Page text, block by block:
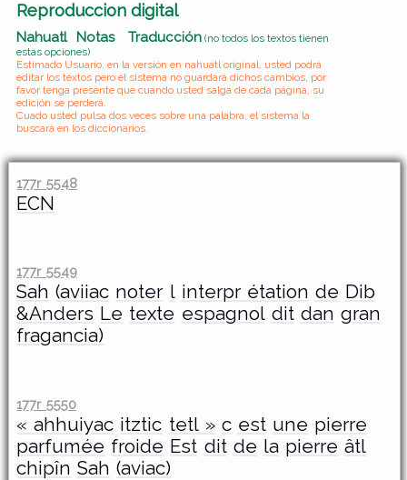
Reproduccion digital
Nahuatl Notas Traducción(no todos los textos tienen
estas opciones)
Estimado Usuario, en la versión en nahuatl original, usted podrá
editar los textos pero el sistema no guardará dichos cambios, por
favor tenga presente que cuando usted salga de cada página, su
edición se perderá.
Cuado usted pulsa dos veces sobre una palabra, el sistema la
buscará en los diccionarios.
177r 5548
ECN
177r 5549
Sah (aviiac noter l interpr étation de Dib
&Anders Le texte espagnol dit dan gran
fragancia)
177r 5550
« ahhuiyac itztic tetl » c est une pierre
parfumée froide Est dit de la pierre âtl
chipîn Sah (aviac)